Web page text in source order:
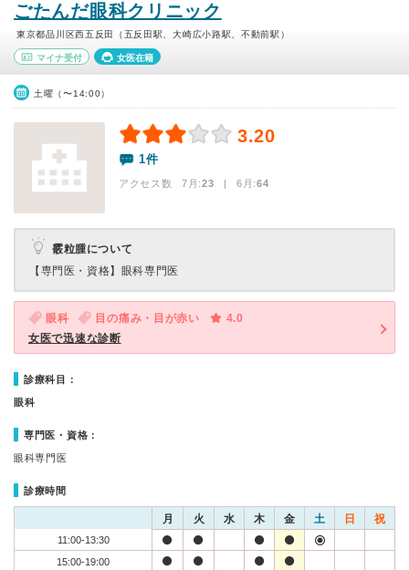
ごたんだ眼科クリニック
東京都品川区西五反田（五反田駅、大崎広小路駅、不動前駅）
マイナ受付 女医在籍
土曜（〜14:00）
3.20
1件
アクセス数 7月:23 | 6月:64
霰粒腫について
【専門医・資格】 眼科専門医
眼科 目の痛み・目が赤い
4.0
女医で迅速な診断
診療科目：
眼科
専門医・資格：
眼科専門医
診療時間
月 火 水 木 金 土 日 祝
11:00-13:30
15:00-19:00